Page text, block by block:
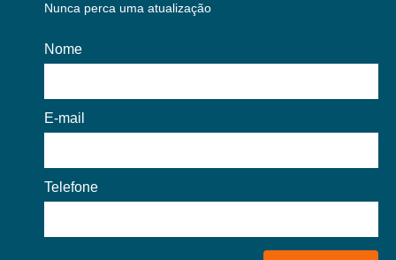
Nunca perca uma atualização
Nome
E-mail
Telefone